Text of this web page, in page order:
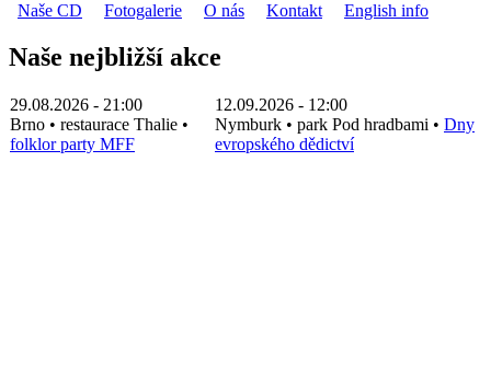
Naše CD
Fotogalerie O nás Kontakt English info
Naše nejbližší akce
29.08.2026 - 21:00
Brno • restaurace Thalie •
folklor party MFF
12.09.2026 - 12:00
Nymburk • park Pod hradbami • Dny
evropského dědictví